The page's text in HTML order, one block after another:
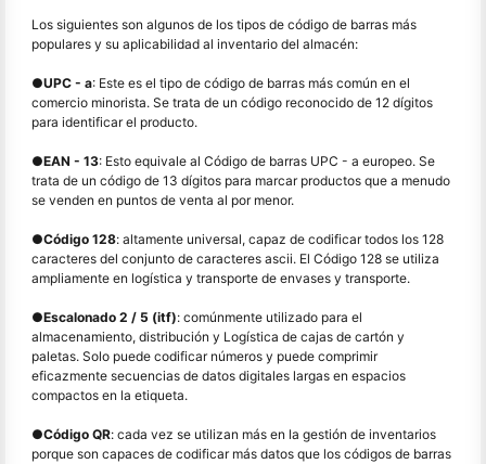
Los siguientes son algunos de los tipos de código de barras más
populares y su aplicabilidad al inventario del almacén:
●UPC - a: Este es el tipo de código de barras más común en el
comercio minorista. Se trata de un código reconocido de 12 dígitos
para identificar el producto.
●EAN - 13: Esto equivale al Código de barras UPC - a europeo. Se
trata de un código de 13 dígitos para marcar productos que a menudo
se venden en puntos de venta al por menor.
●Código 128: altamente universal, capaz de codificar todos los 128
caracteres del conjunto de caracteres ascii. El Código 128 se utiliza
ampliamente en logística y transporte de envases y transporte.
●Escalonado 2 / 5 (itf): comúnmente utilizado para el
almacenamiento, distribución y Logística de cajas de cartón y
paletas. Solo puede codificar números y puede comprimir
eficazmente secuencias de datos digitales largas en espacios
compactos en la etiqueta.
●Código QR: cada vez se utilizan más en la gestión de inventarios
porque son capaces de codificar más datos que los códigos de barras